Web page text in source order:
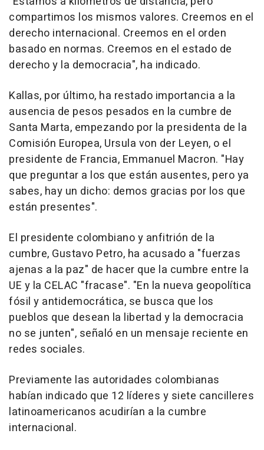
compartimos los mismos valores. Creemos en el
derecho internacional. Creemos en el orden
basado en normas. Creemos en el estado de
derecho y la democracia", ha indicado.
Kallas, por último, ha restado importancia a la
ausencia de pesos pesados en la cumbre de
Santa Marta, empezando por la presidenta de la
Comisión Europea, Ursula von der Leyen, o el
presidente de Francia, Emmanuel Macron. "Hay
que preguntar a los que están ausentes, pero ya
sabes, hay un dicho: demos gracias por los que
están presentes".
El presidente colombiano y anfitrión de la
cumbre, Gustavo Petro, ha acusado a "fuerzas
ajenas a la paz" de hacer que la cumbre entre la
UE y la CELAC "fracase". "En la nueva geopolítica
fósil y antidemocrática, se busca que los
pueblos que desean la libertad y la democracia
no se junten", señaló en un mensaje reciente en
redes sociales.
Previamente las autoridades colombianas
habían indicado que 12 líderes y siete cancilleres
latinoamericanos acudirían a la cumbre
internacional.